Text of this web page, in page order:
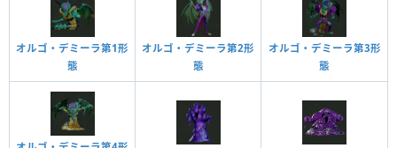
オルゴ・デミーラ第1形
態
オルゴ・デミーラ第2形
態
オルゴ・デミーラ第3形
態